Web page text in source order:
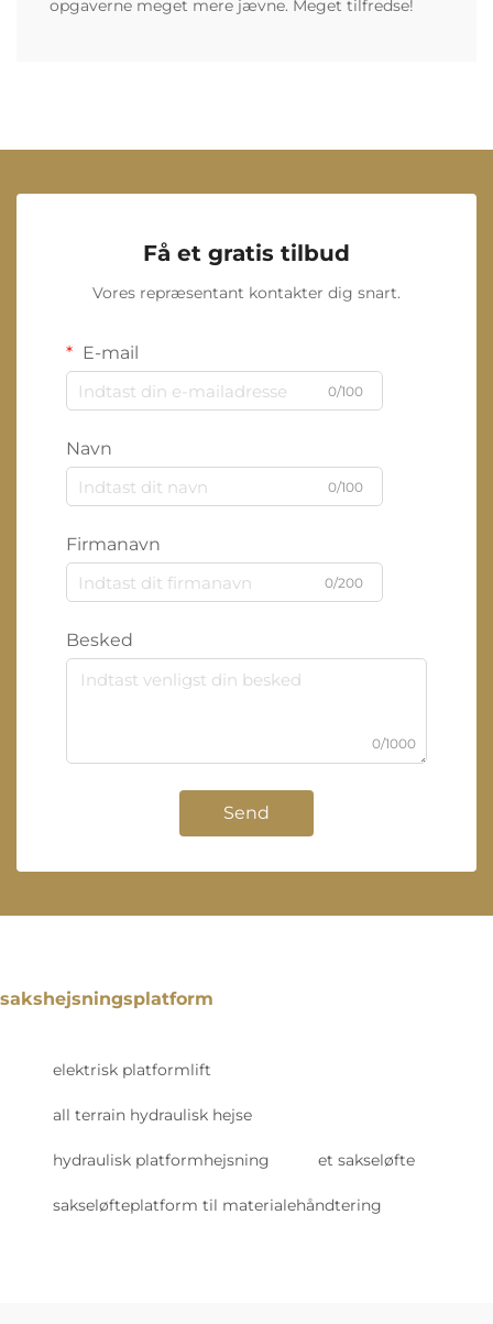
opgaverne meget mere jævne. Meget tilfredse!
Få et gratis tilbud
Vores repræsentant kontakter dig snart.
E-mail
0/100
Navn
0/100
Firmanavn
0/200
Besked
0/1000
Send
sakshejsningsplatform
elektrisk platformlift
all terrain hydraulisk hejse
hydraulisk platformhejsning et sakseløfte
sakseløfteplatform til materialehåndtering